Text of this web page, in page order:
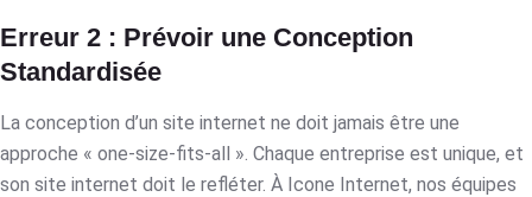
Erreur 2 : Prévoir une Conception
Standardisée
La conception d’un site internet ne doit jamais être une
approche « one-size-fits-all ». Chaque entreprise est unique, et
son site internet doit le refléter. À Icone Internet, nos équipes